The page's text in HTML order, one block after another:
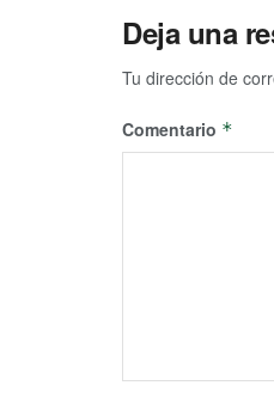
Deja una
Tu dirección de
Comentario *